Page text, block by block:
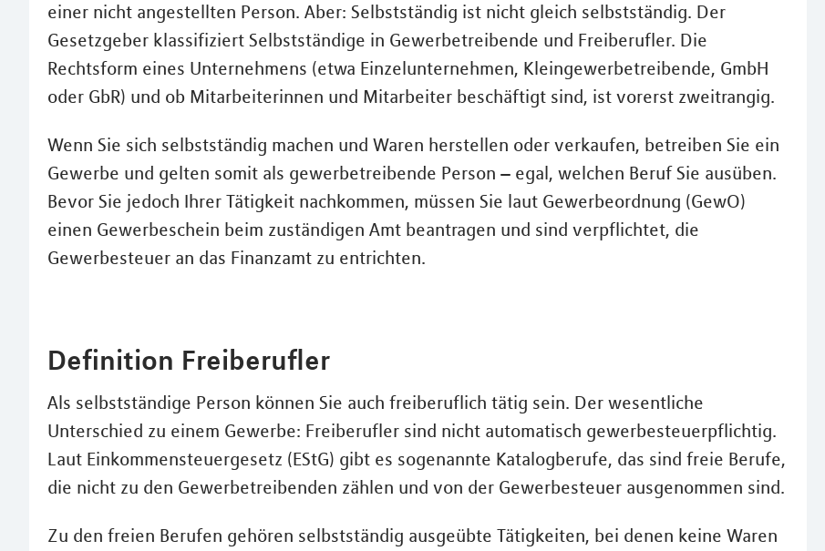
einer nicht angestellten Person. Aber: Selbstständig ist nicht gleich selbstständig. Der
Gesetzgeber klassifiziert Selbstständige in Gewerbetreibende und Freiberufler. Die
Rechtsform eines Unternehmens (etwa Einzelunternehmen, Kleingewerbetreibende, GmbH
oder GbR) und ob Mitarbeiterinnen und Mitarbeiter beschäftigt sind, ist vorerst zweitrangig.
Wenn Sie sich selbstständig machen und Waren herstellen oder verkaufen, betreiben Sie ein
Gewerbe und gelten somit als gewerbetreibende Person – egal, welchen Beruf Sie ausüben.
Bevor Sie jedoch Ihrer Tätigkeit nachkommen, müssen Sie laut Gewerbeordnung (GewO)
einen Gewerbeschein beim zuständigen Amt beantragen und sind verpflichtet, die
Gewerbesteuer an das Finanzamt zu entrichten.
Definition Freiberufler
Als selbstständige Person können Sie auch freiberuflich tätig sein. Der wesentliche
Unterschied zu einem Gewerbe: Freiberufler sind nicht automatisch gewerbesteuerpflichtig.
Laut Einkommensteuergesetz (EStG) gibt es sogenannte Katalogberufe, das sind freie Berufe,
die nicht zu den Gewerbetreibenden zählen und von der Gewerbesteuer ausgenommen sind.
Zu den freien Berufen gehören selbstständig ausgeübte Tätigkeiten, bei denen keine Waren